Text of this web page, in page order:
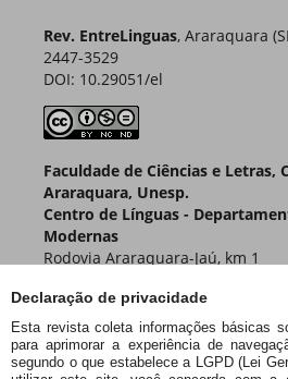
Declaração de privacidade
Esta revista coleta informações básicas
para aprimorar a experiência de
segundo o que estabelece a LGPD (Lei
Rev. EntreLinguas, Araraquara
2447-3529
DOI: 10.29051/el
Faculdade de Ciências e Letras,
Araraquara, Unesp.
Centro de Línguas -
Modernas
Rodovia Araraquara-Jaú, km 1
Araraquara – SP – Brasil